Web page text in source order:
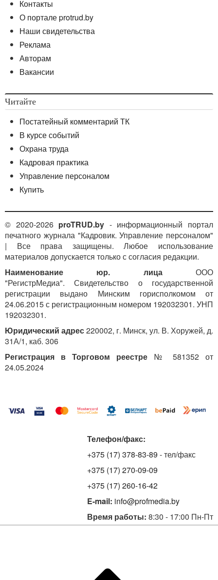
Контакты
О портале protrud.by
Наши свидетельства
Реклама
Авторам
Вакансии
Читайте
Постатейный комментарий ТК
В курсе событий
Охрана труда
Кадровая практика
Управление персоналом
Купить
© 2020-2026 proTRUD.by - информационный портал
печатного журнала "Кадровик. Управление персоналом"
| Все права защищены. Любое использование
материалов допускается только с согласия редакции.
Наименование юр. лицаООО
"РегистрМедиа". Свидетельство о государственной
регистрации выдано Минским горисполкомом от
24.06.2015 с регистрационным номером 192032301. УНП
192032301.
Юридический адрес220002, г. Минск, ул. В. Хоружей, д.
31А/1, каб. 306
Регистрация в Торговом реестре № 581352 от
24.05.2024
Телефон/факс:
+375 (17) 378-83-89 - тел/факс
+375 (17) 270-09-09
+375 (17) 260-16-42
E-mail: info@profmedia.by
Время работы: 8:30 - 17:00 Пн-Пт